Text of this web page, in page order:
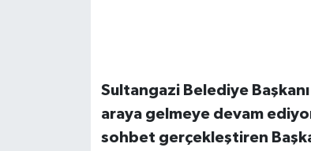
Sultangazi Belediye
araya gelmeye devam
sohbet gerçekleştiren